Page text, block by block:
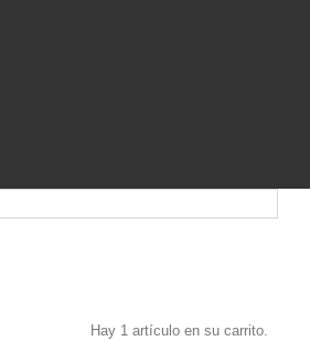
Hay 1 artículo en su carrito.